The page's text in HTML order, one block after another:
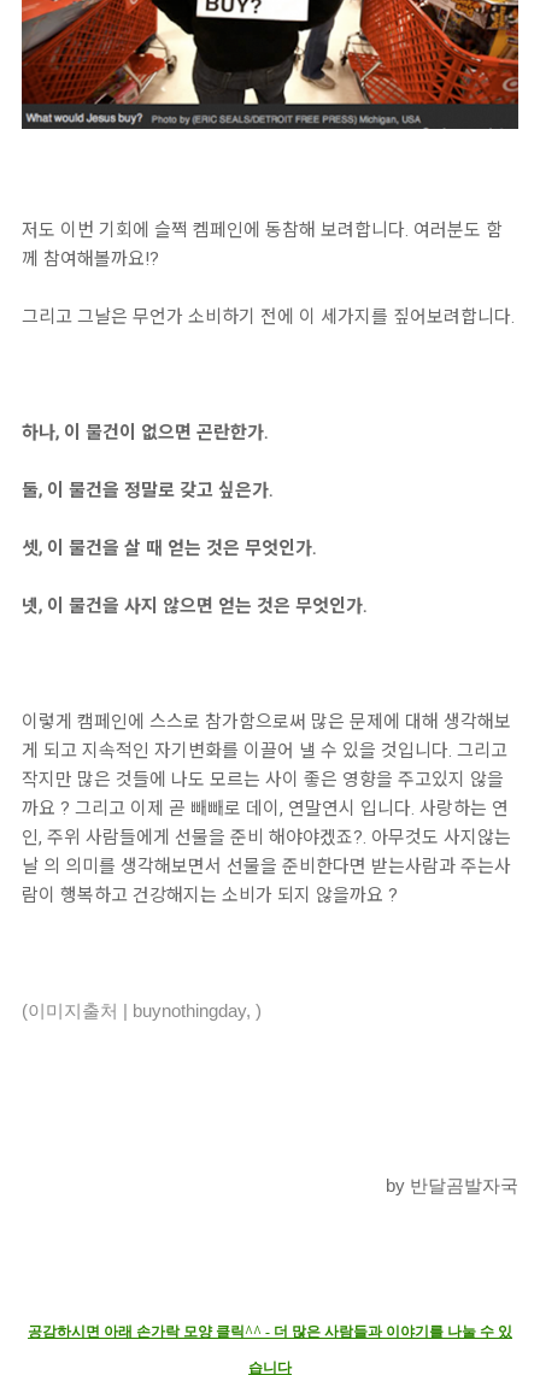
저도 이번 기회에 슬쩍 켐페인에 동참해 보려합니다. 여러분도 함
께 참여해볼까요!?
그리고 그날은 무언가 소비하기 전에 이 세가지를 짚어보려합니다.
하나, 이 물건이 없으면 곤란한가.
둘, 이 물건을 정말로 갖고 싶은가.
셋, 이 물건을 살 때 얻는 것은 무엇인가.
넷, 이 물건을 사지 않으면 얻는 것은 무엇인가.
이렇게 캠페인에 스스로 참가함으로써 많은 문제에 대해 생각해보
게 되고 지속적인 자기변화를 이끌어 낼 수 있을 것입니다. 그리고
작지만 많은 것들에 나도 모르는 사이 좋은 영향을 주고있지 않을
까요 ? 그리고 이제 곧 빼빼로 데이, 연말연시 입니다. 사랑하는 연
인, 주위 사람들에게 선물을 준비 해야야겠죠?. 아무것도 사지않는
날 의 의미를 생각해보면서 선물을 준비한다면 받는사람과 주는사
람이 행복하고 건강해지는 소비가 되지 않을까요 ?
(이미지출처 | buynothingday, )
by 반달곰발자국
공감하시면 아래 손가락 모양 클릭^^ - 더 많은 사람들과 이야기를 나눌 수 있
습니다